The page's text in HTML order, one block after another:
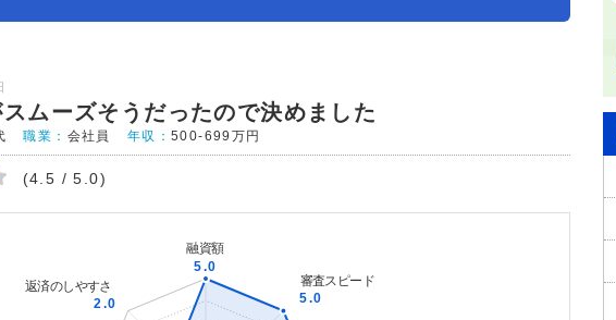
ムーズそうだったので決めました
職業： 会社員 年収：500-699万円
(4.5 / 5.0)